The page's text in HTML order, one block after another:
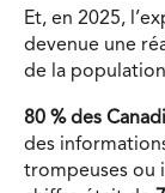
Et, en 2025,
devenue une
de la
80 % des
des
trompeuses ou